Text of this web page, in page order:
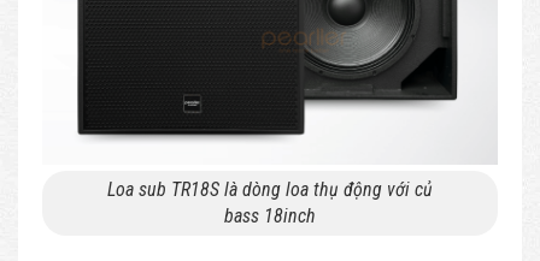
Loa sub TR18S là dòng loa thụ động với củ
bass 18inch